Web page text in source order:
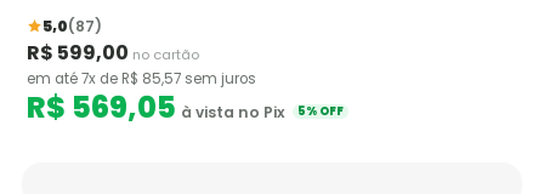
5,0(87)
R$ 599,00 no cartão
em até 7x de R$ 85,57 sem juros
R$ 569,05 à vista no Pix 5% OFF